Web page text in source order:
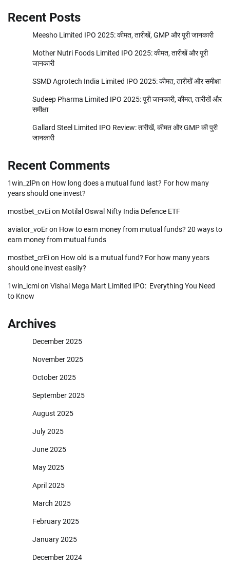
pagination
Recent Posts
Meesho Limited IPO 2025: कीमत, तारीखें, GMP और पूरी जानकारी
Mother Nutri Foods Limited IPO 2025: कीमत, तारीखें और पूरी
जानकारी
SSMD Agrotech India Limited IPO 2025: कीमत, तारीखें और समीक्षा
Sudeep Pharma Limited IPO 2025: पूरी जानकारी, कीमत, तारीखें और
समीक्षा
Gallard Steel Limited IPO Review: तारीखें, कीमत और GMP की पुरी
जानकारी
Recent Comments
1win_zlPn on How long does a mutual fund last? For how many
years should one invest?
mostbet_cvEion Motilal Oswal Nifty India Defence ETF
aviator_voEron How to earn money from mutual funds? 20 ways to
earn money from mutual funds
mostbet_crEion How old is a mutual fund? For how many years
should one invest easily?
1win_icmion Vishal Mega Mart Limited IPO: Everything You Need
to Know
Archives
December 2025
November 2025
October 2025
September 2025
August 2025
July 2025
June 2025
May 2025
April 2025
March 2025
February 2025
January 2025
December 2024